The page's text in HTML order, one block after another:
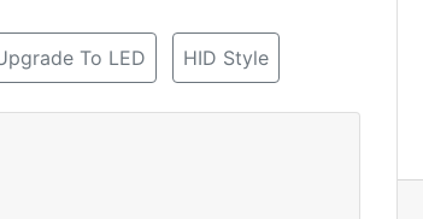
To LED HID Style